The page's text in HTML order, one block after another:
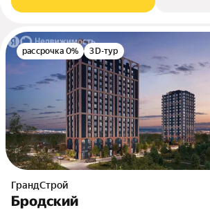
рассрочка 0% 3D-тур
ГрандСтрой
Бродский